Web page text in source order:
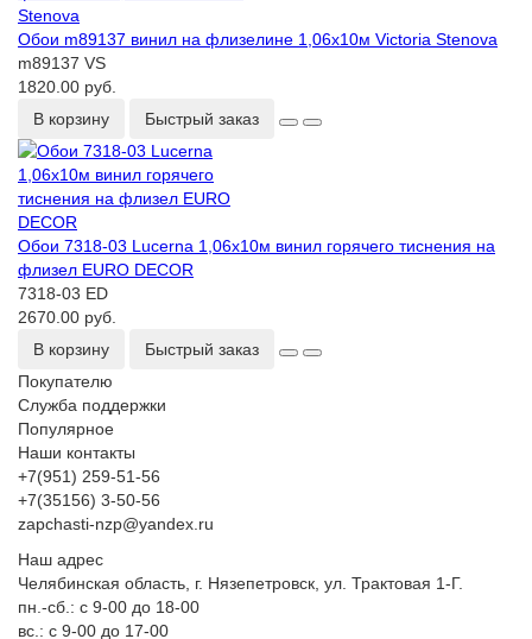
Обои m89137 винил на флизелине 1,06х10м Victoria Stenova
m89137 VS
1820.00 руб.
В корзину
Быстрый заказ
Обои 7318-03 Lucerna 1,06х10м винил горячего тиснения на
флизел EURO DECOR
7318-03 ED
2670.00 руб.
В корзину
Быстрый заказ
Покупателю
Служба поддержки
Популярное
Наши контакты
+7(951) 259-51-56
+7(35156) 3-50-56
zapchasti-nzp@yandex.ru
Наш адрес
Челябинская область, г. Нязепетровск, ул. Трактовая 1-Г.
пн.-сб.: с 9-00 до 18-00
вс.: с 9-00 до 17-00